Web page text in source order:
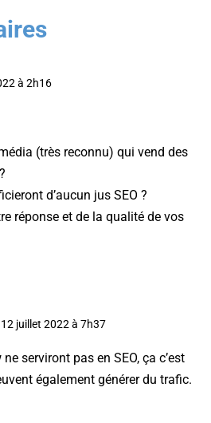
à 2h16
(très reconnu) qui vend des
d’aucun jus SEO ?
réponse et de la qualité de vos
12 juillet 2022 à 7h37
serviront pas en SEO, ça c’est
également générer du trafic.